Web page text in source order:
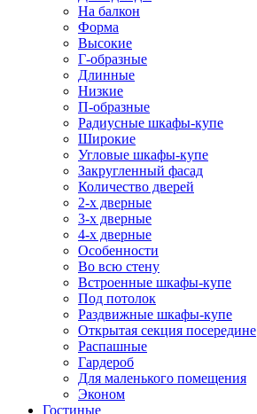
На балкон
Форма
Высокие
Г-образные
Длинные
Низкие
П-образные
Радиусные шкафы-купе
Широкие
Угловые шкафы-купе
Закругленный фасад
Количество дверей
2-х дверные
3-х дверные
4-х дверные
Особенности
Во всю стену
Встроенные шкафы-купе
Под потолок
Раздвижные шкафы-купе
Открытая секция посередине
Распашные
Гардероб
Для маленького помещения
Эконом
Гостиные